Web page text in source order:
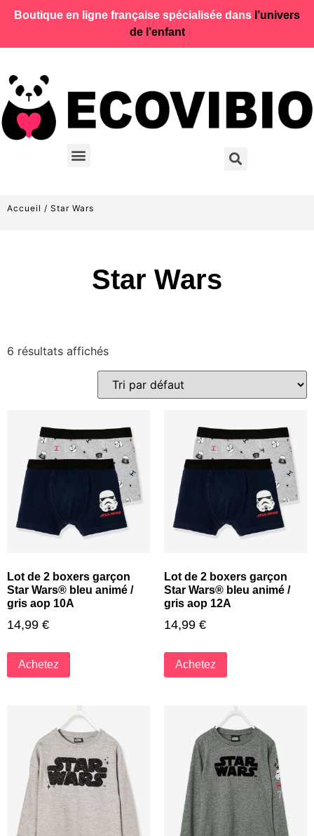
Boutique en ligne française spécialisée dans l’univers
de l’enfant
Accueil / Star Wars
Star Wars
6 résultats affichés
Lot de 2 boxers garçon
Star Wars® bleu animé /
gris aop 10A
14,99 €
Achetez
Lot de 2 boxers garçon
Star Wars® bleu animé /
gris aop 12A
14,99 €
Achetez